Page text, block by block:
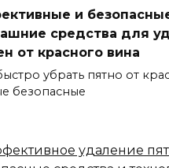
и
средства для
от красного вина
убрать пятно от
безопасные